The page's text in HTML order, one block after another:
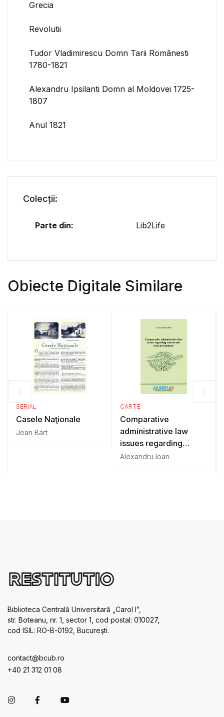
Grecia
Revolutii
Tudor Vladimirescu Domn Tarii Românesti
1780-1821
Alexandru Ipsilanti Domn al Moldovei 1725-
1807
Anul 1821
Colecții:
Parte din: Lib2Life
Obiecte Digitale Similare
SERIAL
Casele Naţionale
Jean Bart
CARTE
Comparative
administrative law
issues regarding
central and local
Alexandru Ioan
Biblioteca Centrală Universitară „Carol I”,
str. Boteanu, nr. 1, sector 1, cod postal: 010027,
cod ISIL: RO-B-0192, Bucureşti.
contact@bcub.ro
+40 21 312 01 08